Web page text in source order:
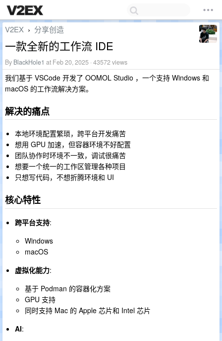
V2EX › 分享创造
一款全新的工作流 IDE
By BlackHole1 at Feb 20, 2025 · 43572 views
我们基于 VSCode 开发了 OOMOL Studio ，一个支持 Windows 和
macOS 的工作流解决方案。
解决的痛点
本地环境配置繁琐，跨平台开发痛苦
想用 GPU 加速，但容器环境不好配置
团队协作时环境不一致，调试很痛苦
想要一个统一的工作区管理各种项目
只想写代码，不想折腾环境和 UI
核心特性
跨平台支持:
Windows
macOS
虚拟化能力:
基于 Podman 的容器化方案
GPU 支持
同时支持 Mac 的 Apple 芯片和 Intel 芯片
AI: